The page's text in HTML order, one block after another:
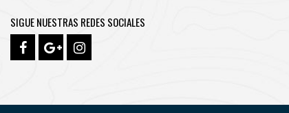
SIGUE NUESTRAS REDES SOCIALES